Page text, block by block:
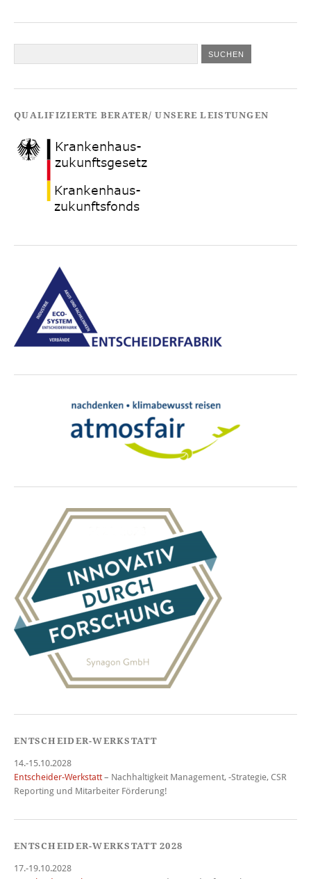
QUALIFIZIERTE BERATER/ UNSERE LEISTUNGEN
ENTSCHEIDER-WERKSTATT
14.-15.10.2028
Entscheider-Werkstatt – Nachhaltigkeit Management, -Strategie, CSR
Reporting und Mitarbeiter Förderung!
ENTSCHEIDER-WERKSTATT 2028
17.-19.10.2028